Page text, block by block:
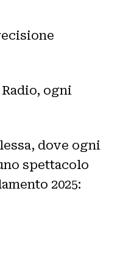
ogni
dove ogni
spettacolo
2025: